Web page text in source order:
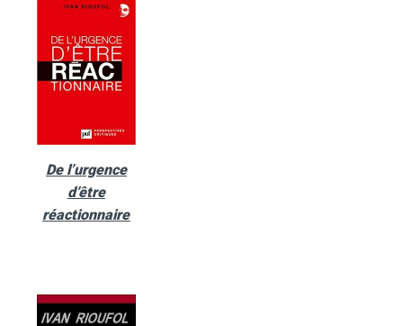
De l’urgence
d’être
réactionnaire